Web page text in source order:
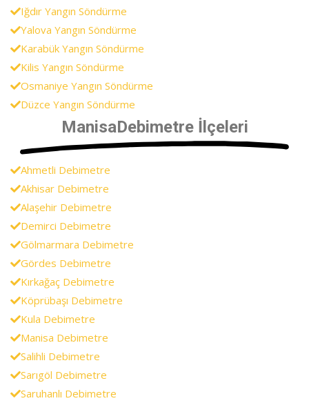
Iğdır Yangın Söndürme
Yalova Yangın Söndürme
Karabük Yangın Söndürme
Kilis Yangın Söndürme
Osmaniye Yangın Söndürme
Düzce Yangın Söndürme
ManisaDebimetre İlçeleri
Ahmetli Debimetre
Akhisar Debimetre
Alaşehir Debimetre
Demirci Debimetre
Gölmarmara Debimetre
Gördes Debimetre
Kırkağaç Debimetre
Köprübaşı Debimetre
Kula Debimetre
Manisa Debimetre
Salihli Debimetre
Sarıgöl Debimetre
Saruhanlı Debimetre